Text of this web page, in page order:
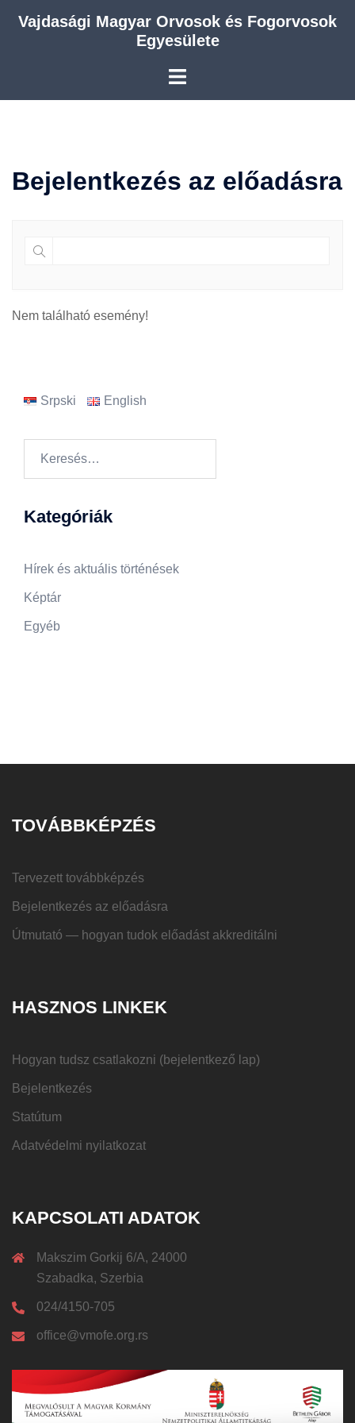
Vajdasági Magyar Orvosok és Fogorvosok
Egyesülete
Bejelentkezés az előadásra
Nem található esemény!
Srpski English
Kategóriák
Hírek és aktuális történések
Képtár
Egyéb
TOVÁBBKÉPZÉS
Tervezett továbbképzés
Bejelentkezés az előadásra
Útmutató — hogyan tudok előadást akkreditálni
HASZNOS LINKEK
Hogyan tudsz csatlakozni (bejelentkező lap)
Bejelentkezés
Statútum
Adatvédelmi nyilatkozat
KAPCSOLATI ADATOK
Makszim Gorkij 6/A, 24000
Szabadka, Szerbia
024/4150-705
office@vmofe.org.rs